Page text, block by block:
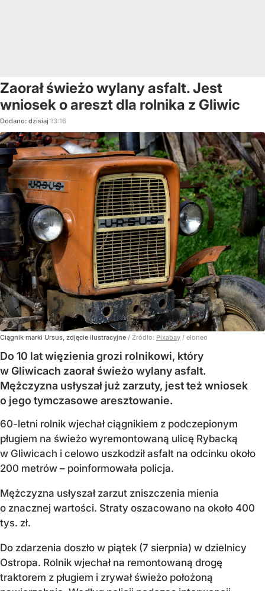
Zaorał świeżo wylany asfalt. Jest
wniosek o areszt dla rolnika z Gliwic
Dodano: dzisiaj 13:16
Ciągnik marki Ursus, zdjęcie ilustracyjne / Źródło: Pixabay / eloneo
Do 10 lat więzienia grozi rolnikowi, który
w Gliwicach zaorał świeżo wylany asfalt.
Mężczyzna usłyszał już zarzuty, jest też wniosek
o jego tymczasowe aresztowanie.
60-letni rolnik wjechał ciągnikiem z podczepionym
pługiem na świeżo wyremontowaną ulicę Rybacką
w Gliwicach i celowo uszkodził asfalt na odcinku około
200 metrów – poinformowała policja.
Mężczyzna usłyszał zarzut zniszczenia mienia
o znacznej wartości. Straty oszacowano na około 400
tys. zł.
Do zdarzenia doszło w piątek (7 sierpnia) w dzielnicy
Ostropa. Rolnik wjechał na remontowaną drogę
traktorem z pługiem i zrywał świeżo położoną